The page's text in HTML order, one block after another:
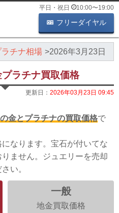
平日・祝日 10:00〜19:00
フリーダイヤル
チナ相場 2026年3月23日
ラチナ買取価格
更新日： 2026年03月23日 09:45
金とプラチナの買取価格で
なります。宝石が付いてな
ません。ジュエリーを売却
い。
一般
地金買取価格